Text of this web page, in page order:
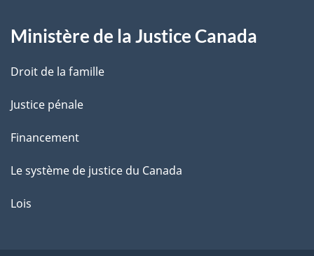
e
Ministère de la Justice Canada
Droit de la famille
Justice pénale
Financement
Le système de justice du Canada
Lois